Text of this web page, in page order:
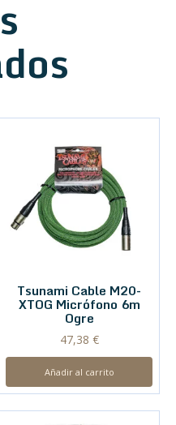
Tsunami Cable M20-
XTOG Micrófono 6m
Ogre
47,38 €
Añadir al carrito